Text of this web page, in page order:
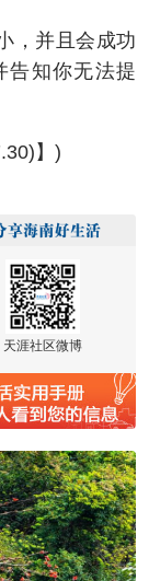
并且会成功
告知你无法提
】)
天涯社区微博